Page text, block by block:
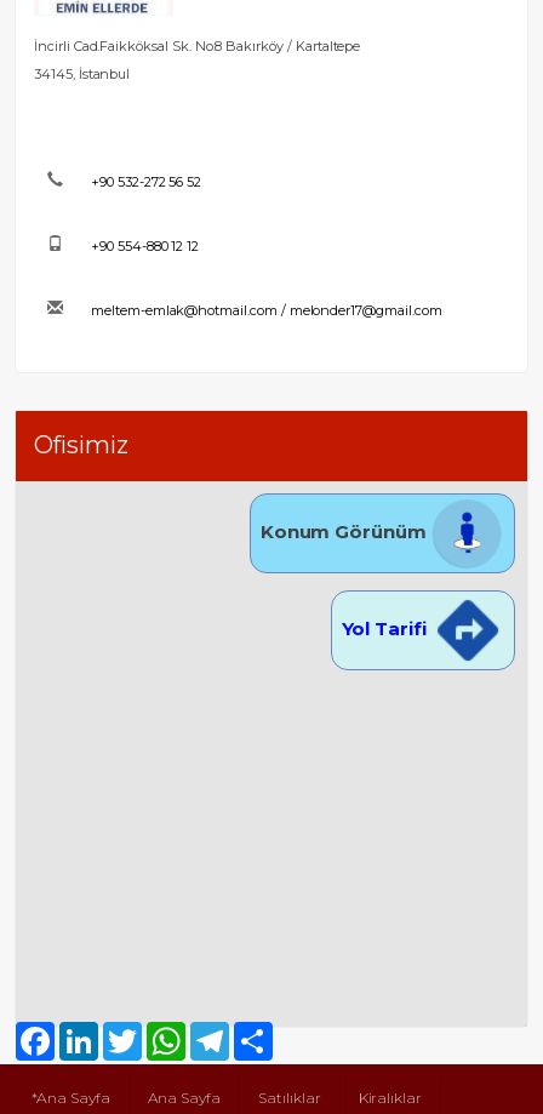
İncirli Cad.Faikköksal Sk. No:8 Bakırköy / Kartaltepe
34145, İstanbul
+90 532-272 56 52
+90 554-880 12 12
meltem-emlak@hotmail.com / melonder17@gmail.com
Ofisimiz
Konum Görünüm
Yol Tarifi
*Ana Sayfa Ana Sayfa Satılıklar Kiralıklar
FacebookLinkedInTwitter WhatsAppTelegram